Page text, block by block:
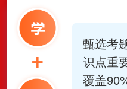
甄选考
识点重
覆盖